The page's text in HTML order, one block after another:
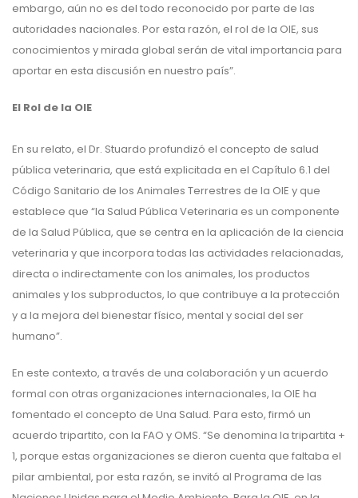
embargo, aún no es del todo reconocido por parte de las
autoridades nacionales. Por esta razón, el rol de la OIE, sus
conocimientos y mirada global serán de vital importancia para
aportar en esta discusión en nuestro país”.
El Rol de la OIE
En su relato, el Dr. Stuardo profundizó el concepto de salud
pública veterinaria, que está explicitada en el Capítulo 6.1 del
Código Sanitario de los Animales Terrestres de la OIE y que
establece que “la Salud Pública Veterinaria es un componente
de la Salud Pública, que se centra en la aplicación de la ciencia
veterinaria y que incorpora todas las actividades relacionadas,
directa o indirectamente con los animales, los productos
animales y los subproductos, lo que contribuye a la protección
y a la mejora del bienestar físico, mental y social del ser
humano”.
En este contexto, a través de una colaboración y un acuerdo
formal con otras organizaciones internacionales, la OIE ha
fomentado el concepto de Una Salud. Para esto, firmó un
acuerdo tripartito, con la FAO y OMS. “Se denomina la tripartita +
1, porque estas organizaciones se dieron cuenta que faltaba el
pilar ambiental, por esta razón, se invitó al Programa de las